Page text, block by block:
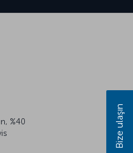
%40
Bize ulaşın